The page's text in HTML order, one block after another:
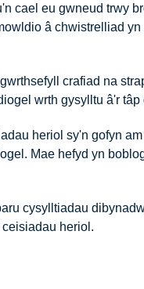
cael eu gwneud trwy
â chwistrelliad
crafiad na
wrth gysylltu â'r tâp
heriol sy'n gofyn
Mae hefyd yn
cysylltiadau
heriol.